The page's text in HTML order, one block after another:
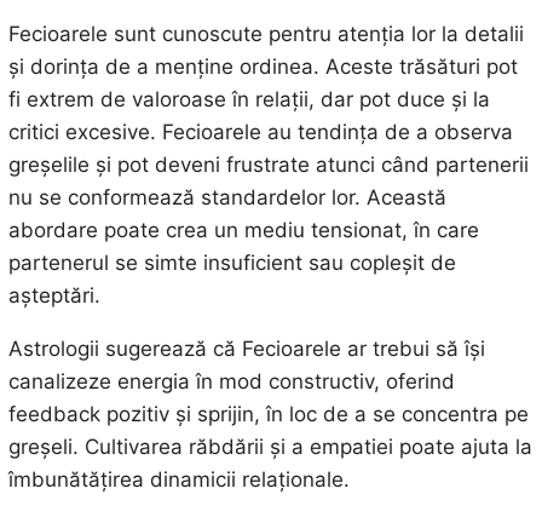
Fecioarele sunt cunoscute pentru atenția lor la detalii
și dorința de a menține ordinea. Aceste trăsături pot
fi extrem de valoroase în relații, dar pot duce și la
critici excesive. Fecioarele au tendința de a observa
greșelile și pot deveni frustrate atunci când partenerii
nu se conformează standardelor lor. Această
abordare poate crea un mediu tensionat, în care
partenerul se simte insuficient sau copleșit de
așteptări.
Astrologii sugerează că Fecioarele ar trebui să își
canalizeze energia în mod constructiv, oferind
feedback pozitiv și sprijin, în loc de a se concentra pe
greșeli. Cultivarea răbdării și a empatiei poate ajuta la
îmbunătățirea dinamicii relaționale.